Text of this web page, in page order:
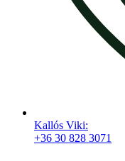
Kallós Viki:
+36 30 828 3071